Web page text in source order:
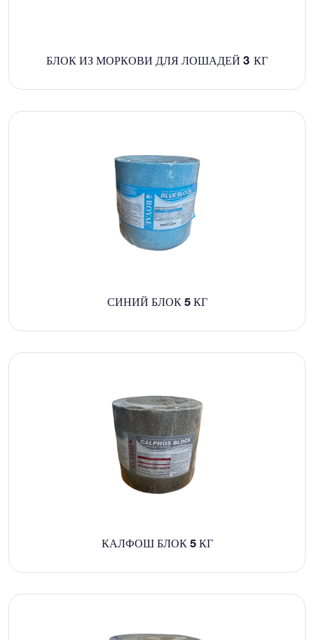
БЛОК ИЗ МОРКОВИ ДЛЯ ЛОШАДЕЙ 3 КГ
СИНИЙ БЛОК 5 КГ
КАЛФОШ БЛОК 5 КГ